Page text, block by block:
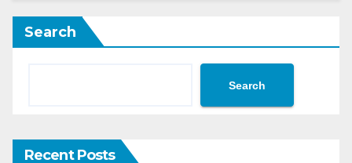
Search
Search
Recent Posts